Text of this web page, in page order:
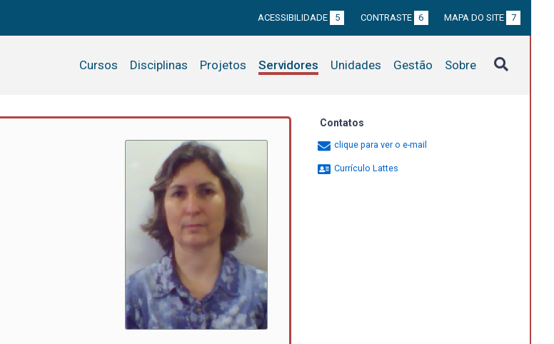
ACESSIBILIDADE 5 CONTRASTE 6 MAPA DO SITE 7
Cursos Disciplinas Projetos Servidores Unidades Gestão Sobre
Contatos
clique para ver o e-mail
Currículo Lattes